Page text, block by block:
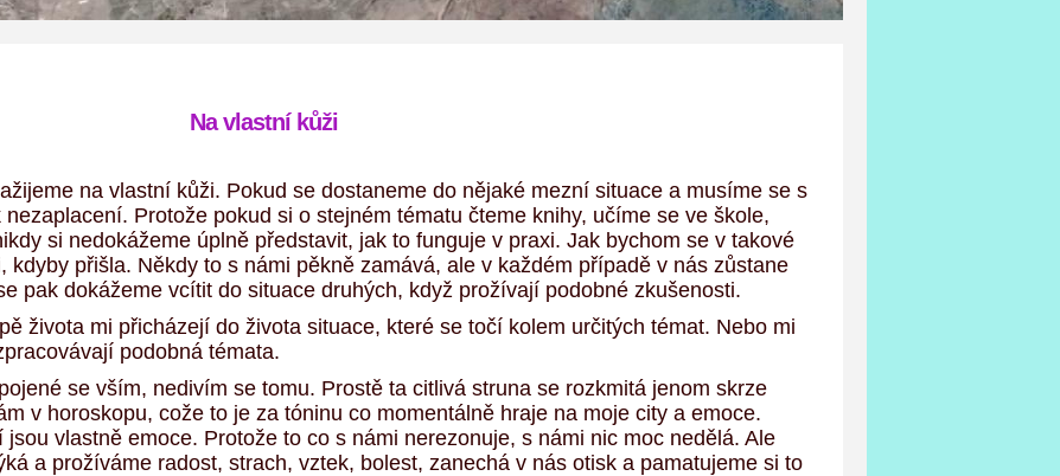
Na vlastní kůži
na vlastní kůži. Pokud se dostaneme do nějaké mezní situace a musíme se s
nezaplacení. Protože pokud si o stejném tématu čteme knihy, učíme se ve škol e,
si nedokážeme úplně představit, jak to funguje v praxi. Jak bychom se v takové
kdyby přišla. Někdy to s námi pěkně zamává, ale v každém případě v nás zůstane
pak dokážeme vcítit do situace druhých, když prožívají podobné zkušenosti.
ě života mi přicházejí do života situace, které se točí kolem určitých témat. Nebo mi
podobná témata.
se vším, nedivím se tomu. Prostě ta citlivá struna se rozkmitá jenom skrze
v horoskopu, cože to je za tóninu co momentálně hraje na moje city a emoce.
jsou vlastně emoce. Protože to co s námi nerezonuje, s námi nic moc nedělá. Ale
a prožíváme radost, strach, vztek, bolest, zanechá v nás otisk a pamatujeme si to